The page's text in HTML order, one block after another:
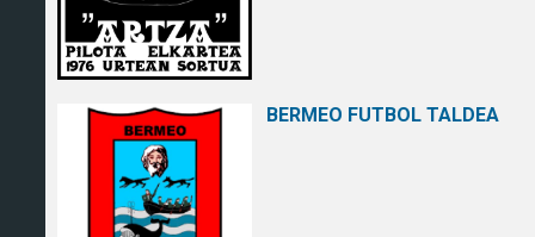
BERMEO FUTBOL TALDEA